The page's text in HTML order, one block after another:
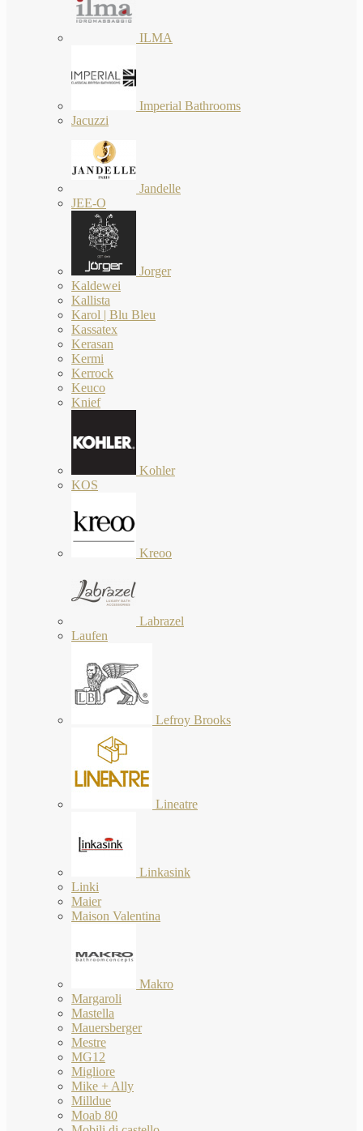
ILMA
Imperial Bathrooms
Jacuzzi
Jandelle
JEE-O
Jorger
Kaldewei
Kallista
Karol | Blu Bleu
Kassatex
Kerasan
Kermi
Kerrock
Keuco
Knief
Kohler
KOS
Kreoo
Labrazel
Laufen
Lefroy Brooks
Lineatre
Linkasink
Linki
Maier
Maison Valentina
Makro
Margaroli
Mastella
Mauersberger
Mestre
MG12
Migliore
Mike + Ally
Milldue
Moab 80